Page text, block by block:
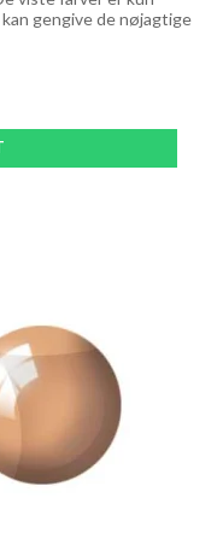
gengive de nøjagtige